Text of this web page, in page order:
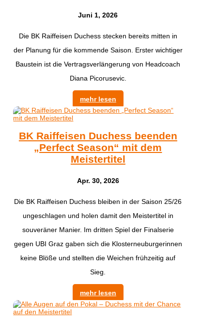
Juni 1, 2026
Die BK Raiffeisen Duchess stecken bereits mitten in
der Planung für die kommende Saison. Erster wichtiger
Baustein ist die Vertragsverlängerung von Headcoach
Diana Picorusevic.
mehr lesen
BK Raiffeisen Duchess beenden
„Perfect Season“ mit dem
Meistertitel
Apr. 30, 2026
Die BK Raiffeisen Duchess bleiben in der Saison 25/26
ungeschlagen und holen damit den Meistertitel in
souveräner Manier. Im dritten Spiel der Finalserie
gegen UBI Graz gaben sich die Klosterneuburgerinnen
keine Blöße und stellten die Weichen frühzeitig auf
Sieg.
mehr lesen